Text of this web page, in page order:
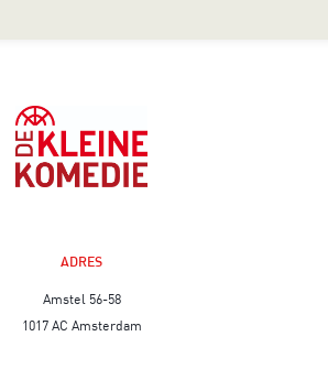
ADRES
Amstel 56-58
1017 AC Amsterdam